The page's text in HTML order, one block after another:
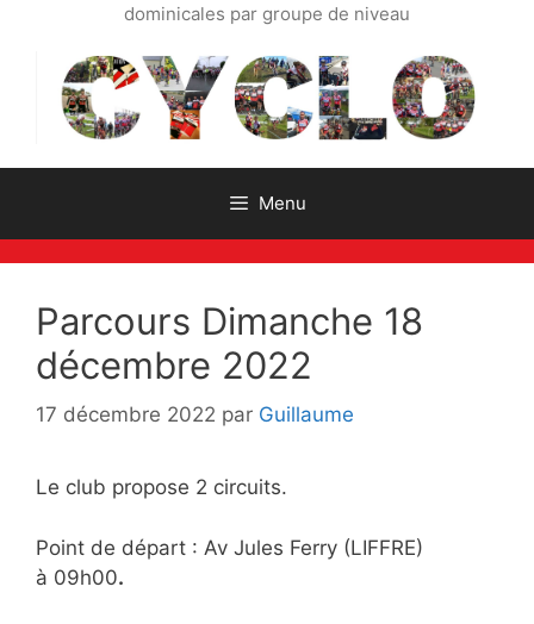
dominicales par groupe de niveau
Menu
Parcours Dimanche 18
décembre 2022
17 décembre 2022 par Guillaume
Le club propose 2 circuits.
Point de départ : Av Jules Ferry (LIFFRE)
à 09h00.